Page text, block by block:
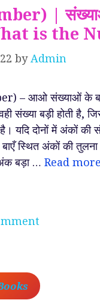
|
is the
byAdmin
– आओ संख्याओं के
संख्या बड़ी होती है,
यदि दोनों में अंकों की
स्थित अंकों की
बड़ा … Read more